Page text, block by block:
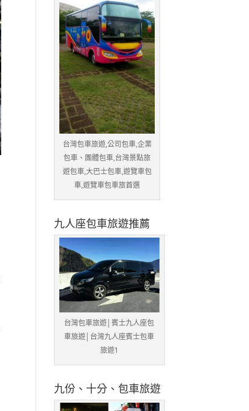
台灣包車旅遊,公司包車,企業
包車、團體包車,台灣景點旅
遊包車,大巴士包車,遊覽車包
車,遊覽車包車旅首選
九人座包車旅遊推薦
台灣包車旅遊│賓士九人座包
車旅遊│台灣九人座賓士包車
旅遊1
九份、十分、包車旅遊